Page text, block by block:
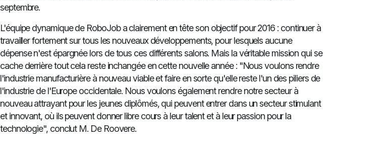
septembre.
L'équipe dynamique de RoboJob a clairement en tête son objectif pour 2016 : continuer à
travailler fortement sur tous les nouveaux développements, pour lesquels aucune
dépense n'est épargnée lors de tous ces différents salons. Mais la véritable mission qui se
cache derrière tout cela reste inchangée en cette nouvelle année : "Nous voulons rendre
l'industrie manufacturière à nouveau viable et faire en sorte qu'elle reste l'un des piliers de
l'industrie de l'Europe occidentale. Nous voulons également rendre notre secteur à
nouveau attrayant pour les jeunes diplômés, qui peuvent entrer dans un secteur stimulant
et innovant, où ils peuvent donner libre cours à leur talent et à leur passion pour la
technologie", conclut M. De Roovere.